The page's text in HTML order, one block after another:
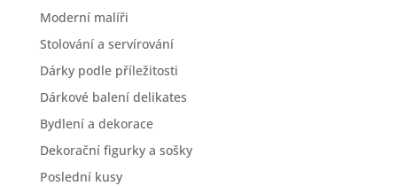
Moderní malíři
Stolování a servírování
Dárky podle příležitosti
Dárkové balení delikates
Bydlení a dekorace
Dekorační figurky a sošky
Poslední kusy